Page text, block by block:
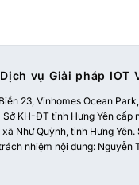
vụ Giải pháp IOT
23, Vinhomes Ocean
KH-ĐT tỉnh Hưng Yên cấp
Như Quỳnh, tỉnh Hưng
nhiệm nội dung: Nguyễn